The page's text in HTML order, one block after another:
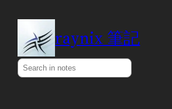
content
raynix 筆記
Search